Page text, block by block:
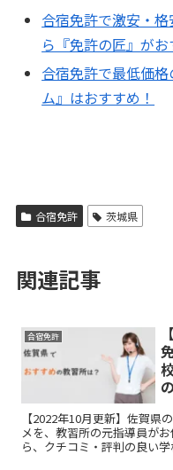
合宿免許で激安・
ら『免許の匠』がお
合宿免許で最低価
ム』はおすすめ！
合宿免許 茨城県
関連記事
合宿免許
【2022年10月更新】佐賀県
メを、教習所の元指導員が
ら、クチコミ・評判の良い
ル・友人とのシチュエーシ